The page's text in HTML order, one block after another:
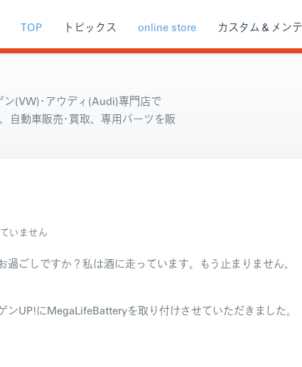
TOP トピックス online store カスタム＆メン
(VW)･アウディ(Audi)専門店で
自動車販売･買取、専用パーツを販
いません
ごしですか？私は酒に走っています。もう止まりません。
UP!にMegaLifeBatteryを取り付けさせていただきました。